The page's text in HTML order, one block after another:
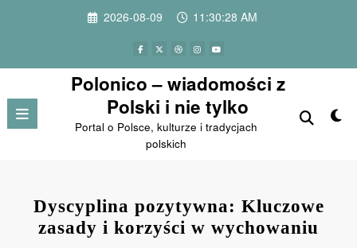
2026-08-09 11:30:29 AM
Polonico – wiadomości z
Polski i nie tylko
Portal o Polsce, kulturze i tradycjach
polskich
Dyscyplina pozytywna: Kluczowe
zasady i korzyści w wychowaniu